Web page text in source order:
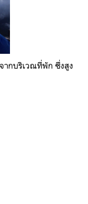
ก ซึ่งสูง